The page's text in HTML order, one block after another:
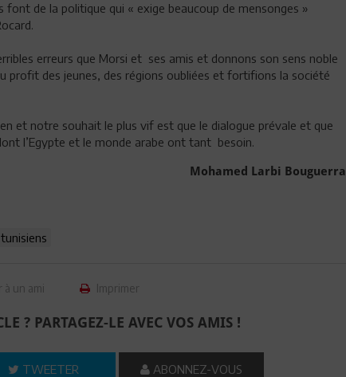
de la politique qui « exige beaucoup de mensonges »
erreurs que Morsi et ses amis et donnons son sens noble
profit des jeunes, des régions oubliées et fortifions la société
et notre souhait le plus vif est que le dialogue prévale et que
l’Egypte et le monde arabe ont tant besoin.
Mohamed Larbi Bouguerra
tunisiens
à un ami Imprimer
? PARTAGEZ-LE AVEC VOS AMIS !
TWEETER ABONNEZ-VOUS